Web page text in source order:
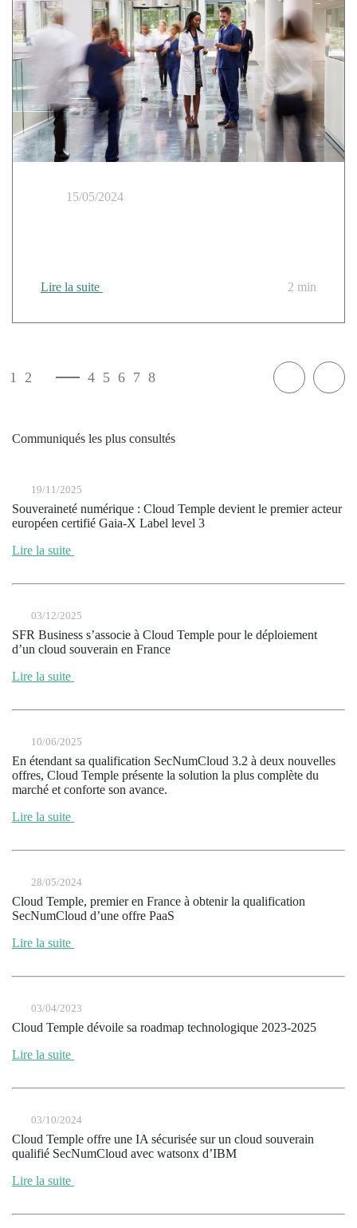
15/05/2024
Lire la suite 2 min
1 2 4 5 6 7 8
Communiqués les plus consultés
19/11/2025
Souveraineté numérique : Cloud Temple devient le premier acteur
européen certifié Gaia-X Label level 3
Lire la suite
03/12/2025
SFR Business s’associe à Cloud Temple pour le déploiement
d’un cloud souverain en France
Lire la suite
10/06/2025
En étendant sa qualification SecNumCloud 3.2 à deux nouvelles
offres, Cloud Temple présente la solution la plus complète du
marché et conforte son avance.
Lire la suite
28/05/2024
Cloud Temple, premier en France à obtenir la qualification
SecNumCloud d’une offre PaaS
Lire la suite
03/04/2023
Cloud Temple dévoile sa roadmap technologique 2023-2025
Lire la suite
03/10/2024
Cloud Temple offre une IA sécurisée sur un cloud souverain
qualifié SecNumCloud avec watsonx d’IBM
Lire la suite